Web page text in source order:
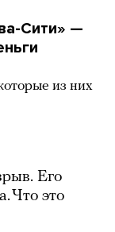
Сити» —
из них
Его
Что это